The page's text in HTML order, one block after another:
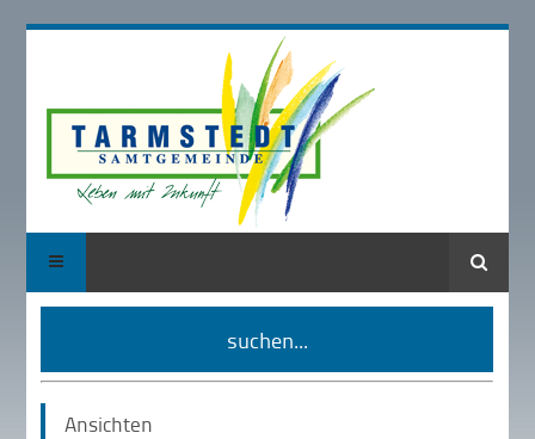
Suche
suchen...
Ansichten